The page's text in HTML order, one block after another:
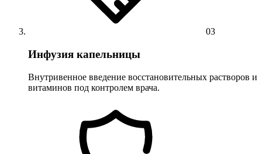
03
Инфузия капельницы
Внутривенное введение восстановительных растворов и
витаминов под контролем врача.